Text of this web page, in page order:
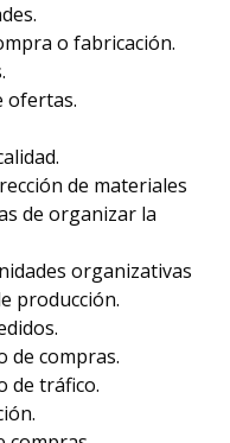
o fabricación.
ofertas.
de materiales
de organizar la
organizativas
producción.
de compras.
de tráfico.